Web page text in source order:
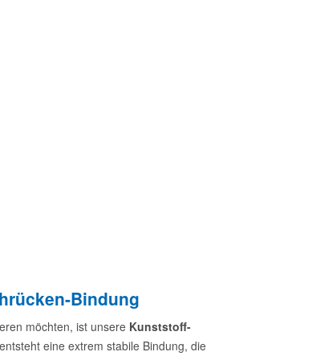
Bindung
möchten, ist unsere Kunststoff-
eine extrem stabile Bindung, die